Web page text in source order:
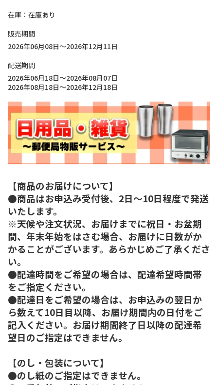
在庫
在庫あり
販売期間
2026年06月08日～2026年12月11日
配送期間
2026年06月18日～2026年08月07日
2026年08月18日～2026年12月18日
【商品のお届けについて】
●商品はお申込み受付後、2日～10日程度で発送
いたします。
※天候や注文状況、お届けまでに祝日・お盆期
間、年末年始をはさむ場合、お届けに日数がか
かることがございます。あらかじめご了承くださ
い。
●配達時間をご希望の場合は、配達希望時間帯
をご指定ください。
●配達日をご希望の場合は、お申込みの翌日か
ら数えて10日目以降、お届け期間内の日付をご
記入ください。お届け期間終了日以降の配達希
望日のご指定はできません。
【のし・包装について】
●のし紙のご指定はできません。